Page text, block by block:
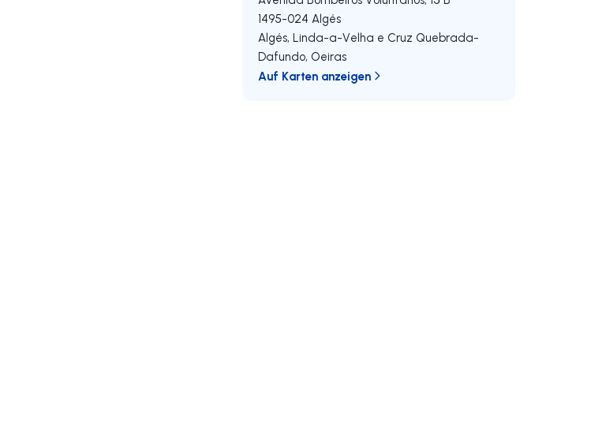
1495-024 Algés
Algés, Linda-a-Velha e Cruz Quebrada-
Dafundo, Oeiras
Auf Karten anzeigen